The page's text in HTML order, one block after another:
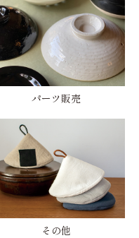
パーツ販売
その他